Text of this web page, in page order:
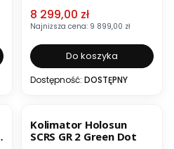
Cena promocyjna
8 299,00 zł
Najniższa cena: 9 899,00 zł
Do koszyka
Dostępność: DOSTĘPNY
Kolimator Holosun
SCRS GR 2 Green Dot